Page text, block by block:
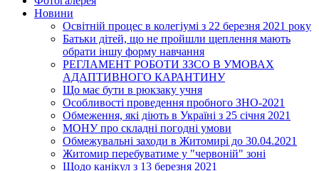
Новини
Освітній процес в колегіумі з 22 березня 2021 року
Батьки дітей, що не пройшли щеплення мають
обрати іншу форму навчання
РЕГЛАМЕНТ РОБОТИ ЗЗСО В УМОВАХ
АДАПТИВНОГО КАРАНТИНУ
Що має бути в рюкзаку учня
Особливості проведення пробного ЗНО-2021
Обмеження, які діють в Україні з 25 січня 2021
МОНУ про складні погодні умови
Обмежувальні заходи в Житомирі до 30.04.2021
Житомир перебуватиме у "червоній" зоні
Щодо канікул з 13 березня 2021